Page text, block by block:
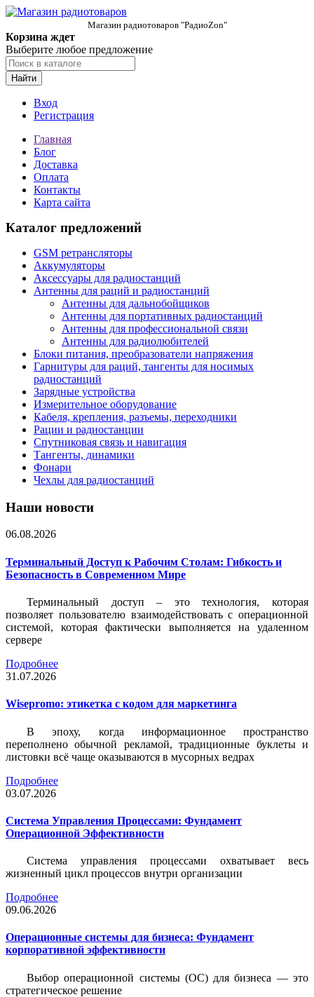
Магазин радиотоваров "РадиоZon"
Корзина ждет
Выберите любое предложение
Найти
Вход
Регистрация
Главная
Блог
Доставка
Оплата
Контакты
Карта сайта
Каталог предложений
GSM ретрансляторы
Аккумуляторы
Аксессуары для радиостанций
Антенны для раций и радиостанций
Антенны для дальнобойщиков
Антенны для портативных радиостанций
Антенны для профессиональной связи
Антенны для радиолюбителей
Блоки питания, преобразователи напряжения
Гарнитуры для раций, тангенты для носимых
радиостанций
Зарядные устройства
Измерительное оборудование
Кабеля, крепления, разъемы, переходники
Рации и радиостанции
Спутниковая связь и навигация
Тангенты, динамики
Фонари
Чехлы для радиостанций
Наши новости
06.08.2026
Терминальный Доступ к Рабочим Столам: Гибкость и
Безопасность в Современном Мире
Терминальный доступ – это технология, которая
позволяет пользователю взаимодействовать с операционной
системой, которая фактически выполняется на удаленном
сервере
Подробнее
31.07.2026
Wisepromo: этикетка c кодом для маркетинга
В эпоху, когда информационное пространство
переполнено обычной рекламой, традиционные буклеты и
листовки всё чаще оказываются в мусорных ведрах
Подробнее
03.07.2026
Система Управления Процессами: Фундамент
Операционной Эффективности
Система управления процессами охватывает весь
жизненный цикл процессов внутри организации
Подробнее
09.06.2026
Операционные системы для бизнеса: Фундамент
корпоративной эффективности
Выбор операционной системы (ОС) для бизнеса — это
стратегическое решение